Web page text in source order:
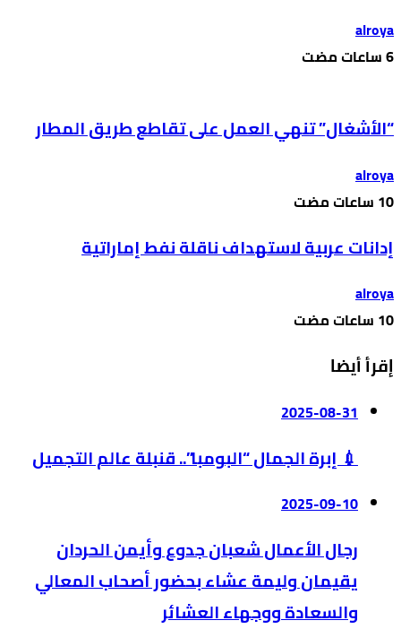
alroya
“الأشغال” تنهي العمل على تقاطع طريق المطار
alroya
إدانات عربية لاستهداف ناقلة نفط إماراتية
alroya
إقرأ أيضا
2025-08-31
💉 إبرة الجمال “البومبا”.. قنبلة عالم التجميل
2025-09-10
رجال الأعمال شعبان جدوع وأيمن الحردان
يقيمان وليمة عشاء بحضور أصحاب المعالي
والسعادة ووجهاء العشائر